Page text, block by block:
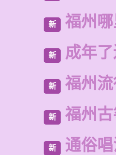
新 福州
新 成年
新 福州
新 福州
新 通俗